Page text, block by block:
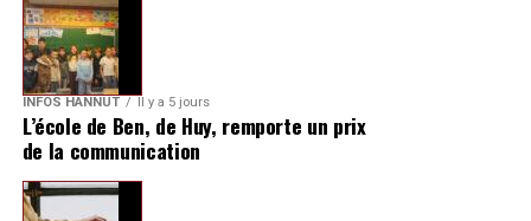
INFOS HANNUT Il y a 5 jours
L’école de Ben, de Huy, remporte un prix
de la communication